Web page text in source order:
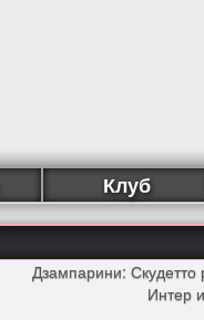
Клуб
Дзампарини: Скудетто
Интер